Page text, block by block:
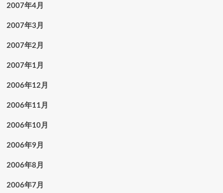
2007年4月
2007年3月
2007年2月
2007年1月
2006年12月
2006年11月
2006年10月
2006年9月
2006年8月
2006年7月